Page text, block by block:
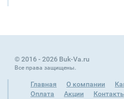
© 2016 - 2026 Buk-Va.ru
Все права защищены.
Главная О компании
Оплата
Акции